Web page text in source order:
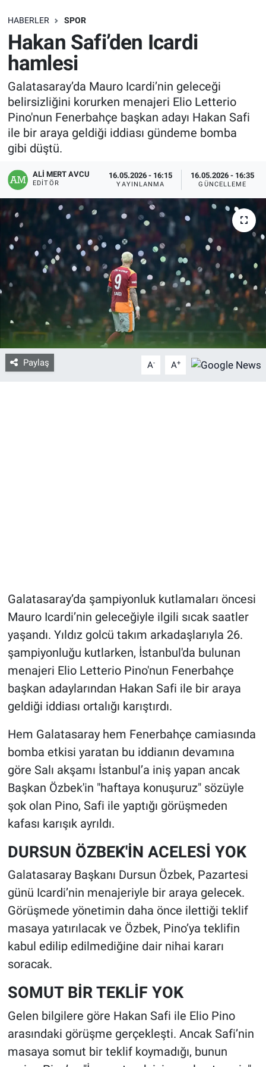
HABERLER SPOR
Hakan Safi’den Icardi
hamlesi
Galatasaray’da Mauro Icardi’nin geleceği
belirsizliğini korurken menajeri Elio Letterio
Pino'nun Fenerbahçe başkan adayı Hakan Safi
ile bir araya geldiği iddiası gündeme bomba
gibi düştü.
ALI MERT AVCU
EDITÖR
16.05.2026 - 16:15
YAYINLANMA
16.05.2026 - 16:35
GÜNCELLEME
Paylaş A- A+
Galatasaray’da şampiyonluk kutlamaları öncesi
Mauro Icardi’nin geleceğiyle ilgili sıcak saatler
yaşandı. Yıldız golcü takım arkadaşlarıyla 26.
şampiyonluğu kutlarken, İstanbul'da bulunan
menajeri Elio Letterio Pino'nun Fenerbahçe
başkan adaylarından Hakan Safi ile bir araya
geldiği iddiası ortalığı karıştırdı.
Hem Galatasaray hem Fenerbahçe camiasında
bomba etkisi yaratan bu iddianın devamına
göre Salı akşamı İstanbul’a iniş yapan ancak
Başkan Özbek'in "haftaya konuşuruz" sözüyle
şok olan Pino, Safi ile yaptığı görüşmeden
kafası karışık ayrıldı.
DURSUN ÖZBEK'İN ACELESİ YOK
Galatasaray Başkanı Dursun Özbek, Pazartesi
günü Icardi’nin menajeriyle bir araya gelecek.
Görüşmede yönetimin daha önce ilettiği teklif
masaya yatırılacak ve Özbek, Pino’ya teklifin
kabul edilip edilmediğine dair nihai kararı
soracak.
SOMUT BİR TEKLİF YOK
Gelen bilgilere göre Hakan Safi ile Elio Pino
arasındaki görüşme gerçekleşti. Ancak Safi’nin
masaya somut bir teklif koymadığı, bunun
SAĞLIK
EKONOMİ
EĞİTİM
ÖZEL HABER
Keşfet
ASTROLOJİ
MANŞET
RESMİ İLANLAR
İLAN
Bize ulaşın
İletişim/Künye
Yaşam